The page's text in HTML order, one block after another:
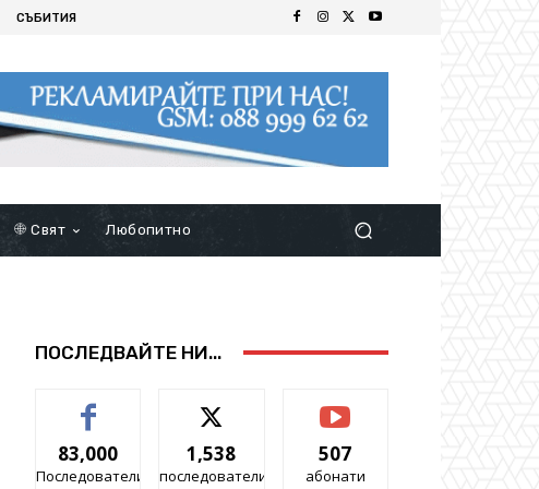
СЪБИТИЯ
Свят Любопитно
ПОСЛЕДВАЙТЕ НИ...
83,000
Последователи
1,538
последователи
507
абонати